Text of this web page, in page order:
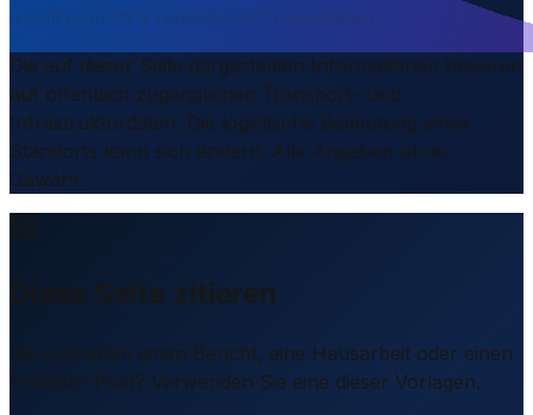
Die auf dieser Seite dargestellten Informationen basieren
auf öffentlich zugänglichen Transport- und
Infrastrukturdaten. Die logistische Bedeutung eines
Standorts kann sich ändern. Alle Angaben ohne
Gewähr.
Diese Seite zitieren
Sie schreiben einen Bericht, eine Hausarbeit oder einen
LinkedIn-Post? Verwenden Sie eine dieser Vorlagen.